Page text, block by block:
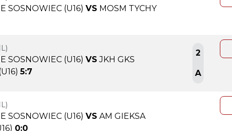
SOSNOWIEC (U16) VS MOSM TYCHY
SOSNOWIEC (U16) VS JKH GKS
5:7
2
A
SOSNOWIEC (U16) VS AM GIEKSA
0:0